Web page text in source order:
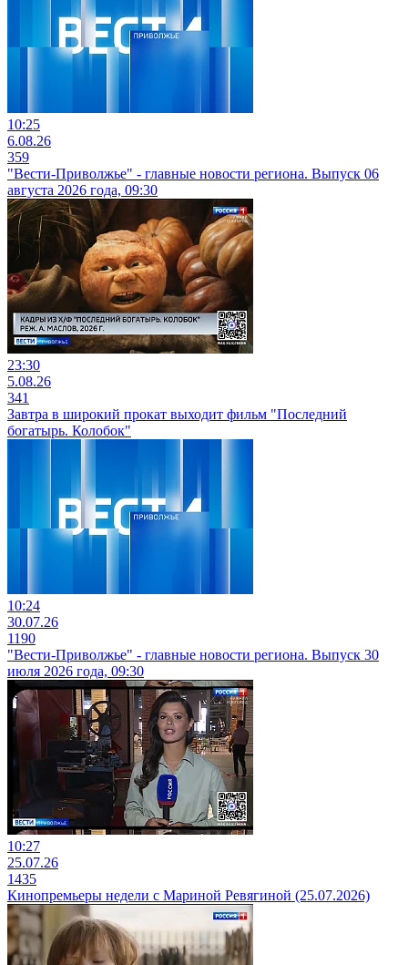
10:25
6.08.26
359
"Вести-Приволжье" - главные новости региона. Выпуск 06
августа 2026 года, 09:30
23:30
5.08.26
341
Завтра в широкий прокат выходит фильм "Последний
богатырь. Колобок"
10:24
30.07.26
1190
"Вести-Приволжье" - главные новости региона. Выпуск 30
июля 2026 года, 09:30
10:27
25.07.26
1435
Кинопремьеры недели с Мариной Ревягиной (25.07.2026)